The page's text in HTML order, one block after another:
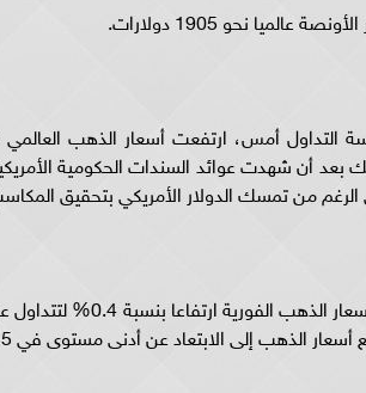
عالميا نحو 1905 دولارات.
بعد أن شهدت عوائد السندات الحكومية
من تمسك الدولار الأمريكي بتحقيق
إلى الابتعاد عن أدنى مستوى في 5 أشهر سجله بداية هذا الأسبوع عند 1884 دولارا للأونصة.